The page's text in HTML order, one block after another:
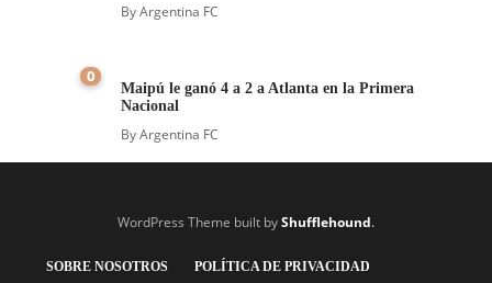
ByArgentina FC
0
Maipú le ganó 4 a 2 a Atlanta en la Primera
Nacional
ByArgentina FC
WordPress Theme built byShufflehound.
SOBRE NOSOTROS POLÍTICA DE PRIVACIDAD